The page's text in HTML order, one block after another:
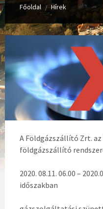
Főoldal / Hírek
A Földgázszállító Zrt.
földgázszállító
2020. 08.11. 06.00 –
időszakban